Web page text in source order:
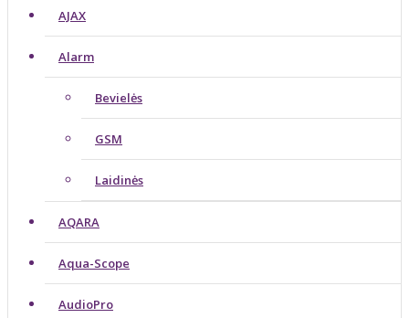
AJAX
Alarm
Bevielės
GSM
Laidinės
AQARA
Aqua-Scope
AudioPro